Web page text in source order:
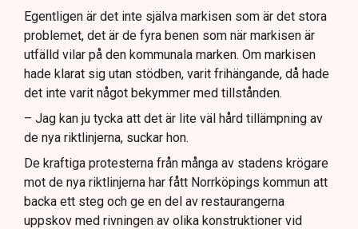
Egentligen är det inte själva markisen som är det stora
problemet, det är de fyra benen som när markisen är
utfälld vilar på den kommunala marken. Om markisen
hade klarat sig utan stödben, varit frihängande, då hade
det inte varit något bekymmer med tillstånden.
– Jag kan ju tycka att det är lite väl hård tillämpning av
de nya riktlinjerna, suckar hon.
De kraftiga protesterna från många av stadens krögare
mot de nya riktlinjerna har fått Norrköpings kommun att
backa ett steg och ge en del av restaurangerna
uppskov med rivningen av olika konstruktioner vid